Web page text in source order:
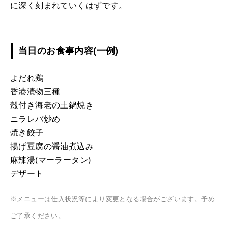
に深く刻まれていくはずです。
当日のお食事内容(一例)
よだれ鶏
香港漬物三種
殻付き海老の土鍋焼き
ニラレバ炒め
焼き餃子
揚げ豆腐の醤油煮込み
麻辣湯(マーラータン)
デザート
※メニューは仕入状況等により変更となる場合がございます。予め
ご了承ください。